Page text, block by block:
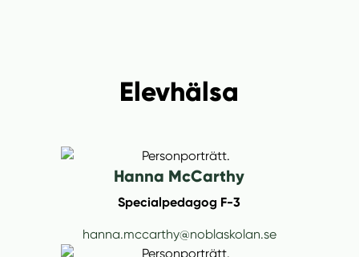
Elevhälsa
Hanna McCarthy
Specialpedagog F-3
hanna.mccarthy@noblaskolan.se